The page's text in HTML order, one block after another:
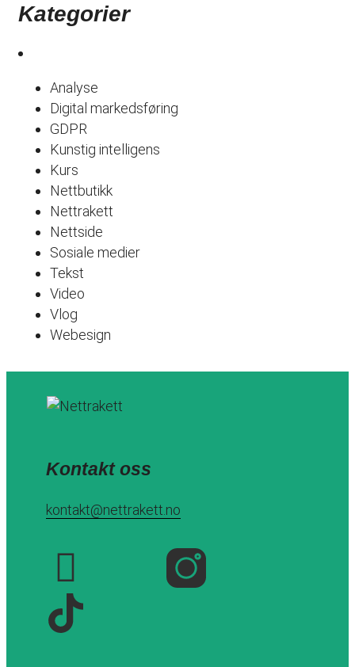
Kategorier
Analyse
Digital markedsføring
GDPR
Kunstig intelligens
Kurs
Nettbutikk
Nettrakett
Nettside
Sosiale medier
Tekst
Video
Vlog
Webesign
Kontakt oss
kontakt@nettrakett.no